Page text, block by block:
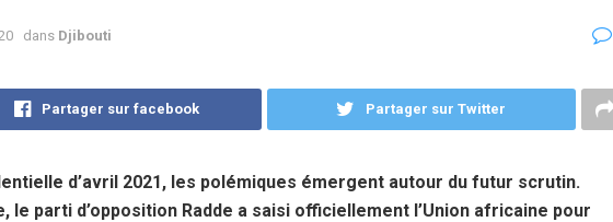
dans Djibouti
Partager sur facebook Partager sur Twitter
d’avril 2021, les polémiques émergent autour du futur scrutin.
le parti d’opposition Radde a saisi officiellement l’Union africaine pour